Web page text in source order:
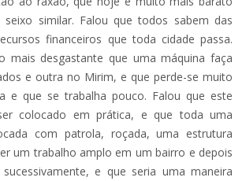
similar. Falou que todos sabem das
financeiros que toda cidade passa.
mais desgastante que uma máquina faça
e outra no Mirim, e que perde-se muito
e que se trabalha pouco. Falou que este
colocado em prática, e que toda uma
com patrola, roçada, uma estrutura
um trabalho amplo em um bairro e depois
e que seria uma maneira